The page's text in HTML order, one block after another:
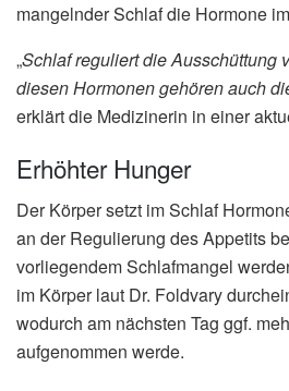
mangelnder Schlaf die Hormone
„Schlaf reguliert die Ausschüttung
diesen Hormonen gehören auch
erklärt die Medizinerin in einer
Erhöhter Hunger
Der Körper setzt im Schlaf
an der Regulierung des Appetits
vorliegendem Schlafmangel
im Körper laut Dr. Foldvary
wodurch am nächsten Tag ggf.
aufgenommen werde.